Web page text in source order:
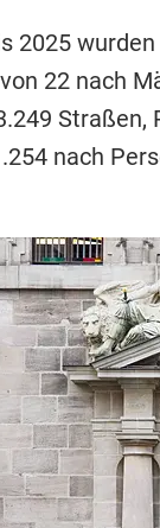
2025
22 nach
Straßen,
nach